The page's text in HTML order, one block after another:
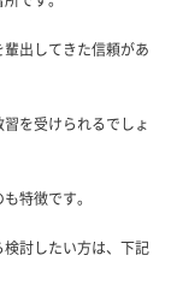
出してきた信頼があ
を受けられるでしょ
特徴です。
討したい方は、下記